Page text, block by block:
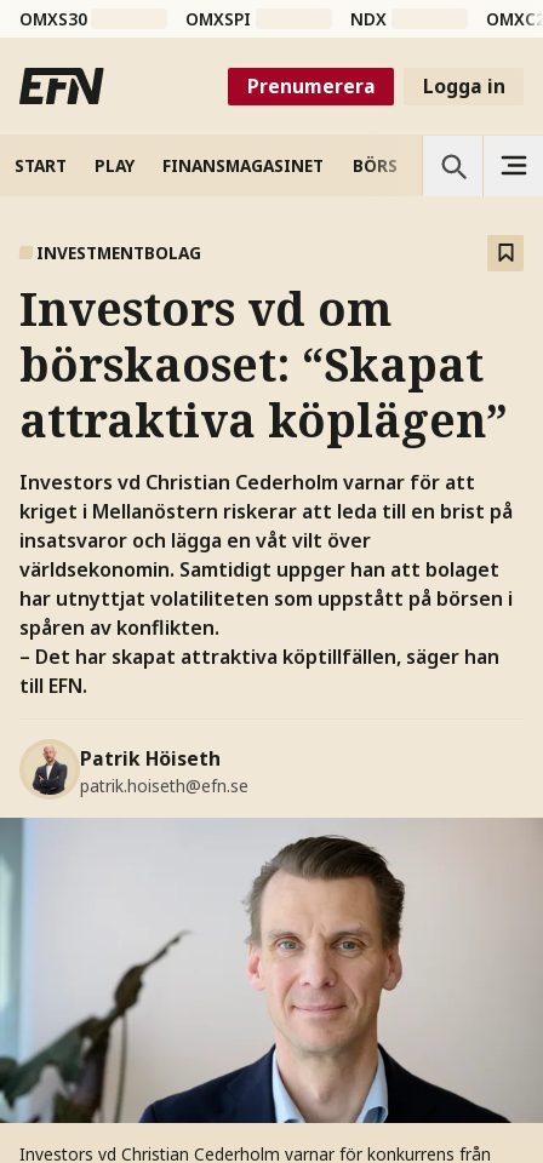
OMXS30 OMXSPI NDX
Prenumerera Logga in
START PLAY FINANSMAGASINET BÖRS VETENSKAP
INVESTMENTBOLAG
Investors vd om
börskaoset: “Skapat
attraktiva köplägen”
Investors vd Christian Cederholm varnar för att
kriget i Mellanöstern riskerar att leda till en brist på
insatsvaror och lägga en våt vilt över
världsekonomin. Samtidigt uppger han att bolaget
har utnyttjat volatiliteten som uppstått på börsen i
spåren av konflikten.
– Det har skapat attraktiva köptillfällen, säger han
till EFN.
Patrik Höiseth
patrik.hoiseth@efn.se
Investors vd Christian Cederholm varnar för konkurrens från